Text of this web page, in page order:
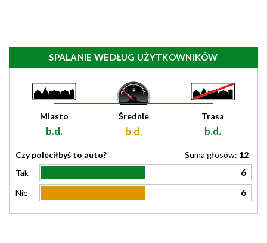
SPALANIE WEDŁUG UŻYTKOWNIKÓW
Miasto
b.d.
Średnie
b.d.
Trasa
b.d.
Czy poleciłbyś to auto? Suma głosów: 12
Tak
6
Nie 6